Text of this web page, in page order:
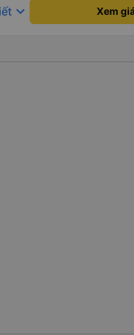
뷰를 보시게 되는 한국분
면 저는 다낭에서 꾸이년가는
트남에서는 익숙해져야 하
해요. 뭐 전 새우자세가 편해
keyboard_arrow_down Xem